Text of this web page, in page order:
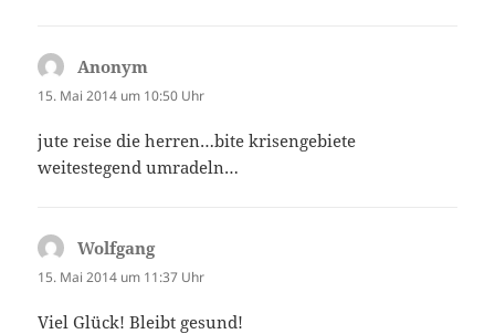
Anonym
15. Mai 2014 um 10:50 Uhr
jute reise die herren…bite krisengebiete
weitestegend umradeln…
Wolfgangsagt:
15. Mai 2014 um 11:37 Uhr
Viel Glück! Bleibt gesund!